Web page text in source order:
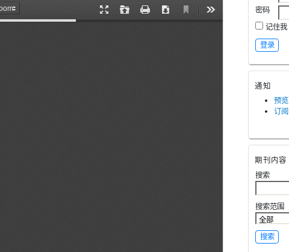
密码
记住我
通知
预览
订阅
期刊内容
搜索
搜索范围